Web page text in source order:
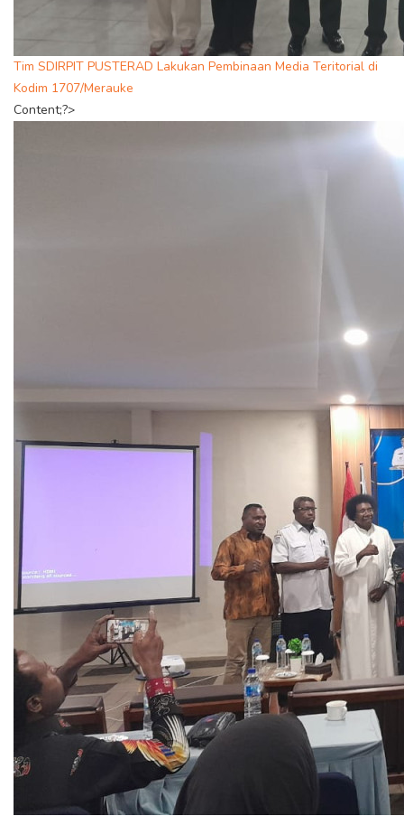
Tim SDIRPIT PUSTERAD Lakukan Pembinaan Media Teritorial di
Kodim 1707/Merauke
Content;?>